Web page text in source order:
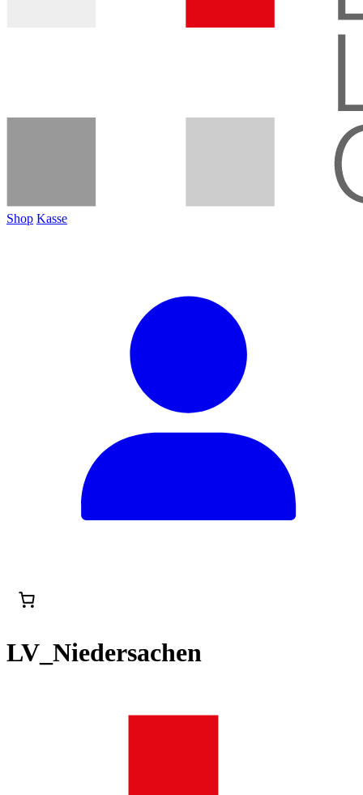
Shop Kasse
LV_Niedersachen